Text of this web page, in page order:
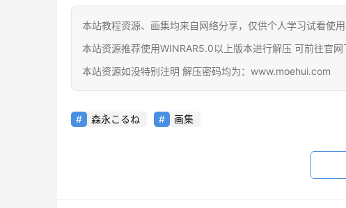
本站教程资源、画集均来自网络分享，仅供个人学习试看使
本站资源推荐使用WINRAR5.0以上版本进行解压 可前往官
本站资源如没特别注明 解压密码均为：www.moehui.com
森永こるね 画集